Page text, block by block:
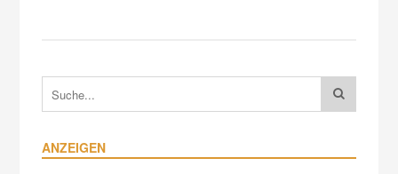
ANZEIGEN